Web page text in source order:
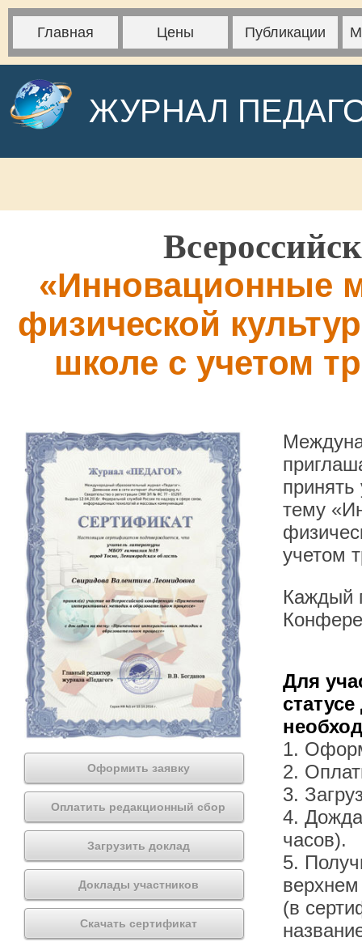
Главная Цены Публикации
ЖУРНАЛ
«Инновационные
физической
школе с учетом
Оформить заявку
Оплатить редакционный сбор
Загрузить доклад
Доклады участников
Скачать сертификат
тему
учетом
Каждый
Для
1.
2.
3.
4.
часов).
5.
(в